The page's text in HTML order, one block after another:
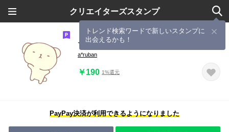
クリエイターズスタンプ
トレンド検索ワードで新しいスタンプに
出会えるかも！
★くまおさん★
a*ruban
￥190 1%還元
PayPay決済が利用できるようになりました